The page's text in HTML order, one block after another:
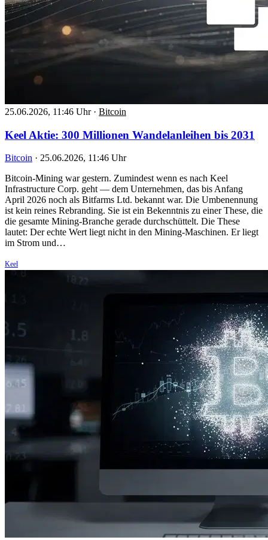
25.06.2026, 11:46 Uhr · Bitcoin
Keel Aktie: 300 Millionen Wandelanleihen bis 2031
Bitcoin · 25.06.2026, 11:46 Uhr
Bitcoin-Mining war gestern. Zumindest wenn es nach Keel
Infrastructure Corp. geht — dem Unternehmen, das bis Anfang
April 2026 noch als Bitfarms Ltd. bekannt war. Die Umbenennung
ist kein reines Rebranding. Sie ist ein Bekenntnis zu einer These, die
die gesamte Mining-Branche gerade durchschüttelt. Die These
lautet: Der echte Wert liegt nicht in den Mining-Maschinen. Er liegt
im Strom und…
Keel